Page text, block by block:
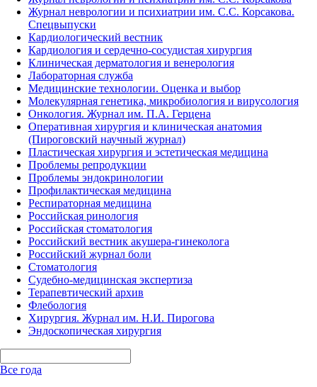
Журнал неврологии и психиатрии им. С.С. Корсакова.
Спецвыпуски
Кардиологический вестник
Кардиология и сердечно-сосудистая хирургия
Клиническая дерматология и венерология
Лабораторная служба
Медицинские технологии. Оценка и выбор
Молекулярная генетика, микробиология и вирусология
Онкология. Журнал им. П.А. Герцена
Оперативная хирургия и клиническая анатомия
(Пироговский научный журнал)
Пластическая хирургия и эстетическая медицина
Проблемы репродукции
Проблемы эндокринологии
Профилактическая медицина
Респираторная медицина
Российская ринология
Российская стоматология
Российский вестник акушера-гинеколога
Российский журнал боли
Стоматология
Судебно-медицинская экспертиза
Терапевтический архив
Флебология
Хирургия. Журнал им. Н.И. Пирогова
Эндоскопическая хирургия
Все года